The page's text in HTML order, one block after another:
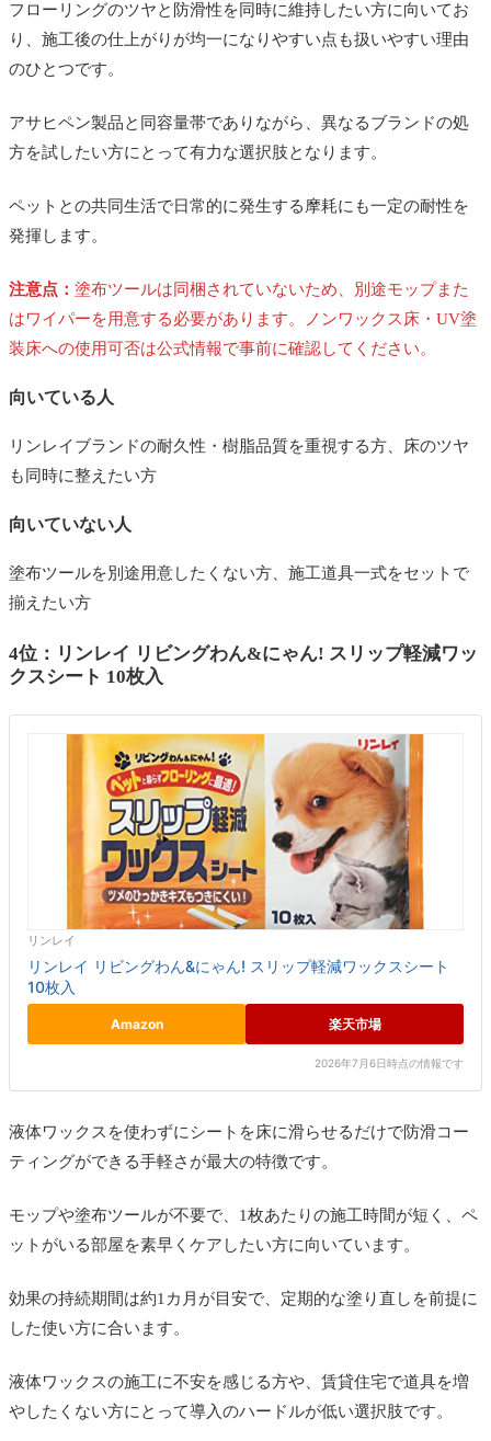
フローリングのツヤと防滑性を同時に維持したい方に向いてお
り、施工後の仕上がりが均一になりやすい点も扱いやすい理由
のひとつです。
アサヒペン製品と同容量帯でありながら、異なるブランドの処
方を試したい方にとって有力な選択肢となります。
ペットとの共同生活で日常的に発生する摩耗にも一定の耐性を
発揮します。
注意点： 塗布ツールは同梱されていないため、別途モップまた
はワイパーを用意する必要があります。ノンワックス床・UV塗
装床への使用可否は公式情報で事前に確認してください。
向いている人
リンレイブランドの耐久性・樹脂品質を重視する方、床のツヤ
も同時に整えたい方
向いていない人
塗布ツールを別途用意したくない方、施工道具一式をセットで
揃えたい方
4位：リンレイ リビングわん&にゃん! スリップ軽減ワッ
クスシート 10枚入
リンレイ
リンレイ リビングわん&にゃん! スリップ軽減ワックスシート
10枚入
Amazon 楽天市場
2026年7月6日時点の情報です
液体ワックスを使わずにシートを床に滑らせるだけで防滑コー
ティングができる手軽さが最大の特徴です。
モップや塗布ツールが不要で、1枚あたりの施工時間が短く、ペ
ットがいる部屋を素早くケアしたい方に向いています。
効果の持続期間は約1カ月が目安で、定期的な塗り直しを前提に
した使い方に合います。
液体ワックスの施工に不安を感じる方や、賃貸住宅で道具を増
やしたくない方にとって導入のハードルが低い選択肢です。